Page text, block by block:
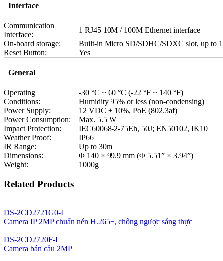
Interface
Communication
Interface:
|
1 RJ45 10M / 100M Ethernet interface
On-board storage:
|
Built-in Micro SD/SDHC/SDXC slot, up to
Reset Button:
| Yes
General
Operating
Conditions:
|
-30 °C ~ 60 °C (-22 °F ~ 140 °F)
Humidity 95% or less (non-condensing)
Power Supply:
|
12 VDC ± 10%, PoE (802.3af)
Power Consumption:|
Max. 5.5 W
Impact Protection:
|
IEC60068-2-75Eh, 50J; EN50102, IK10
Weather Proof:
|
IP66
IR Range:
|
Up to 30m
Dimensions:
|
Φ 140 × 99.9 mm (Φ 5.51” × 3.94”)
Weight:
| 1000g
Related Products
DS-2CD2721G0-I
Camera IP 2MP chuẩn nén H.265+, chống ngược sáng thực
DS-2CD2720F-I
Camera bán cầu 2MP